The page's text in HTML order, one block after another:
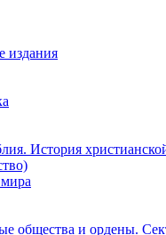
издания
История
общества и ордены.